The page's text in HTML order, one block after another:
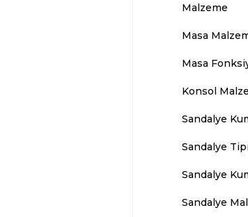
Malzeme
Masa
Masa
Konsol
Sandalye
Sandalye
Sandalye
Sandalye